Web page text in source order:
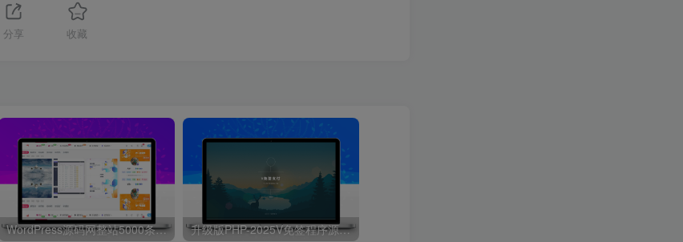
分享 收藏
WordPress源码网整站5000条源码文章数据打包+数据库 带视频教程 升级版PHP-2025V免签程序源码：改良版V免签-三网免挂支付系统，同步支持支付宝/微信QQ回调